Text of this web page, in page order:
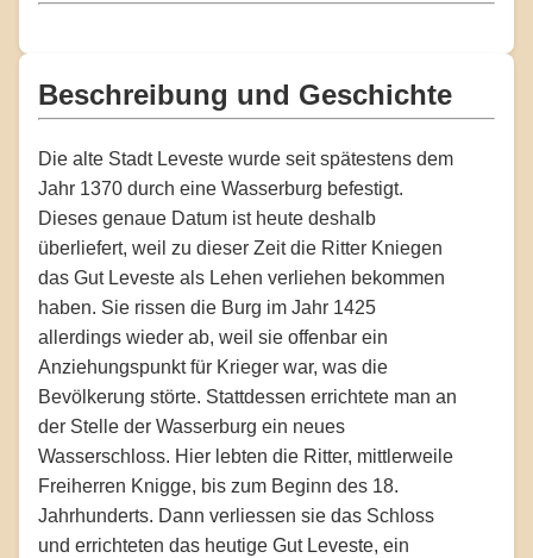
Beschreibung und Geschichte
Die alte Stadt Leveste wurde seit spätestens dem
Jahr 1370 durch eine Wasserburg befestigt.
Dieses genaue Datum ist heute deshalb
überliefert, weil zu dieser Zeit die Ritter Kniegen
das Gut Leveste als Lehen verliehen bekommen
haben. Sie rissen die Burg im Jahr 1425
allerdings wieder ab, weil sie offenbar ein
Anziehungspunkt für Krieger war, was die
Bevölkerung störte. Stattdessen errichtete man an
der Stelle der Wasserburg ein neues
Wasserschloss. Hier lebten die Ritter, mittlerweile
Freiherren Knigge, bis zum Beginn des 18.
Jahrhunderts. Dann verliessen sie das Schloss
und errichteten das heutige Gut Leveste, ein